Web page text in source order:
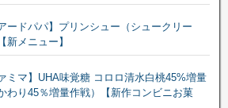
ードパパ】プリンシュー（シュークリー
新メニュー】
ァミマ】UHA味覚糖 コロロ清水白桃45%増量
かわり45％増量作戦）【新作コンビニお菓